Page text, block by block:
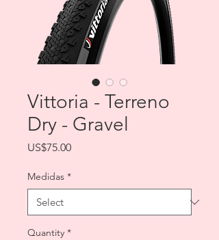
Vittoria - Terreno
Dry - Gravel
US$75.00Price
Medidas *
Quantity *